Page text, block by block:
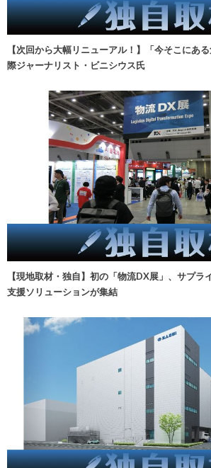
【次回から大幅リニューアル！】「今そこにあ
際ジャーナリスト・ビニシウス氏
【現地取材・独自】初の「物流DX展」、サプラ
支援ソリューションが集結